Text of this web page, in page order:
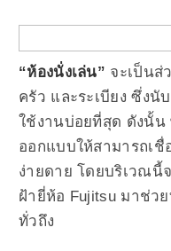
“ห้องนั่งเล่น” จะเป็นส่
ครัว และระเบียง ซึ่งนั
ใช้งานบ่อยที่สุด ดังนั้น
ออกแบบให้สามารถเชื่
ง่ายดาย โดยบริเวณนี้
ฝ้ายี่ห้อ Fujitsu มาช่ว
ทั่วถึง